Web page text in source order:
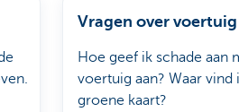
Vragen over voertuig
Hoe geef ik schade aan
voertuig aan? Waar vind
groene kaart?